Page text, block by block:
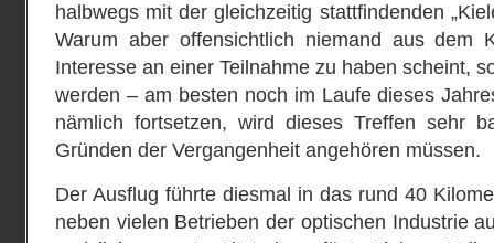
halbwegs mit der gleichzeitig stattfindenden
Warum aber offensichtlich niemand aus dem
Interesse an einer Teilnahme zu haben scheint,
werden – am besten noch im Laufe dieses
nämlich fortsetzen, wird dieses Treffen sehr
Gründen der Vergangenheit angehören müssen.
Der Ausflug führte diesmal in das rund 40
neben vielen Betrieben der optischen Industrie